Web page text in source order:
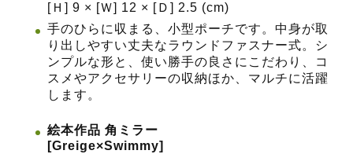
[Ｈ] 9 × [Ｗ] 12 × [Ｄ] 2.5 (cm)
手のひらに収まる、小型ポーチです。中身が取
り出しやすい丈夫なラウンドファスナー式。シ
ンプルな形と、使い勝手の良さにこだわり、コ
スメやアクセサリーの収納ほか、マルチに活躍
します。
絵本作品 角ミラー
[Greige×Swimmy]